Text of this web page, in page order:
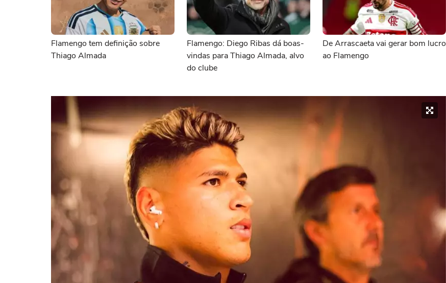
Flamengo tem definição sobre
Thiago Almada
Flamengo: Diego Ribas dá boas-
vindas para Thiago Almada, alvo
do clube
De Arrascaeta vai gerar bom lucro
ao Flamengo